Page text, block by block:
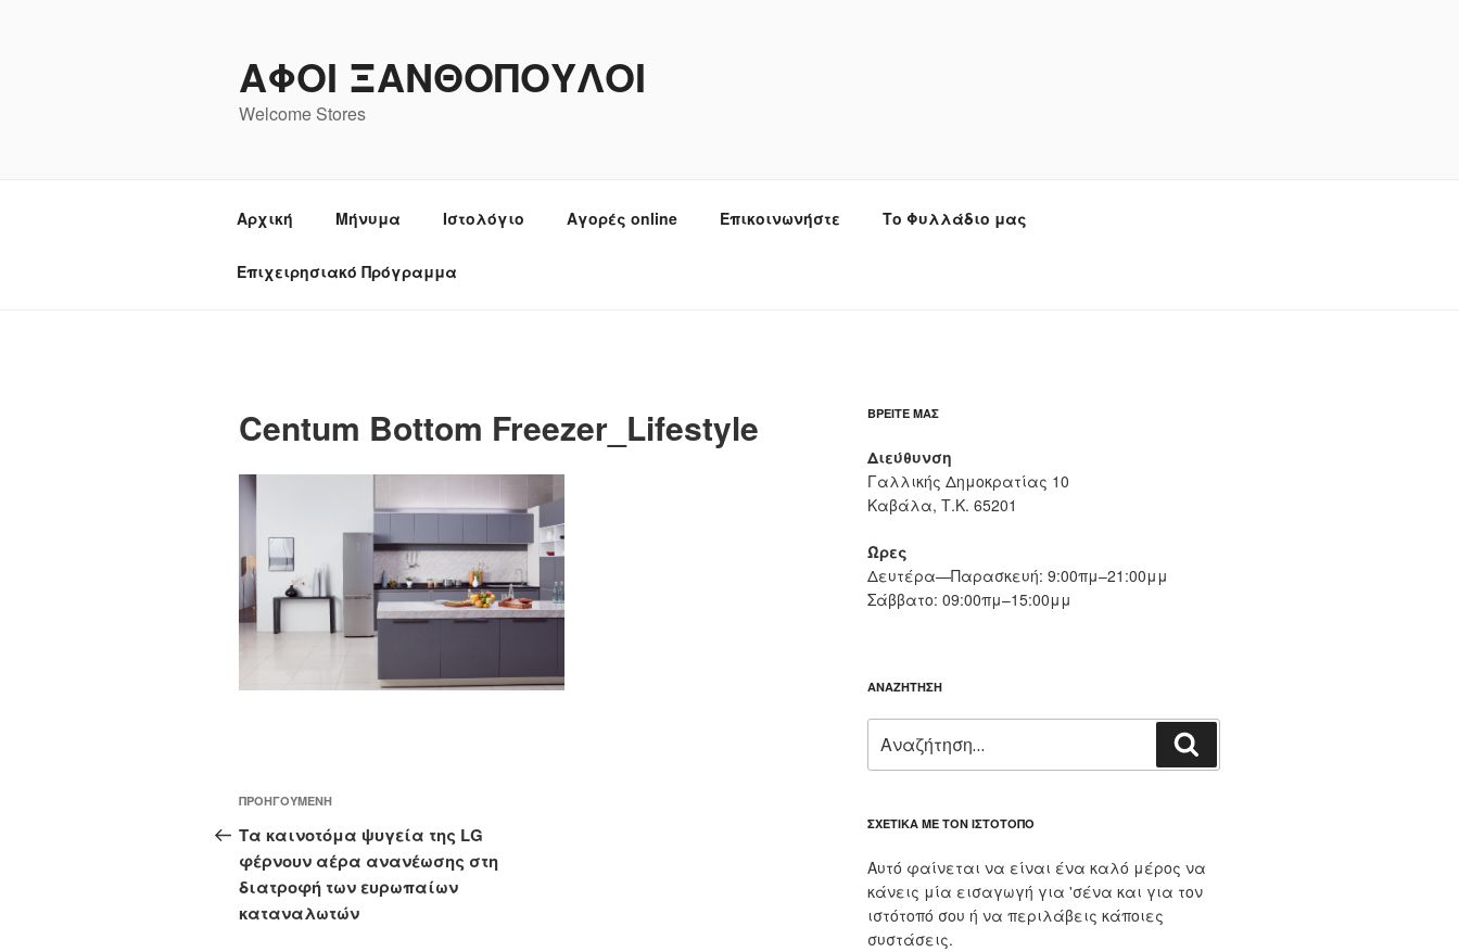
ΑΦΟΙ ΞΑΝΘΌΠΟΥΛΟΙ
Welcome Stores
Αρχική Μήνυμα Ιστολόγιο Αγορές online Επικοινωνήστε Το Φυλλάδιο μας
Επιχειρησιακό Πρόγραμμα
Centum Bottom Freezer_Lifestyle
Πλοήγηση
άρθρων
Προηγούμενο
άρθρο
ΠΡΟΗΓΟΎΜΕΝΗ
Τα καινοτόμα ψυγεία της LG
φέρνουν αέρα ανανέωσης στη
διατροφή των ευρωπαίων
καταναλωτών
ΒΡΕΊΤΕ ΜΑΣ
Διεύθυνση
Γαλλικής Δημοκρατίας 10
Καβάλα, Τ.Κ. 65201
Ώρες
Δευτέρα—Παρασκευή: 9:00πμ–21:00μμ
Σάββατο: 09:00πμ–15:00μμ
ΑΝΑΖΉΤΗΣΗ
για:
ΣΧΕΤΙΚΆ ΜΕ ΤΟΝ ΙΣΤΌΤΟΠΟ
Αυτό φαίνεται να είναι ένα καλό μέρος να
κάνεις μία εισαγωγή για 'σένα και για τον
ιστότοπό σου ή να περιλάβεις κάποιες
συστάσεις.